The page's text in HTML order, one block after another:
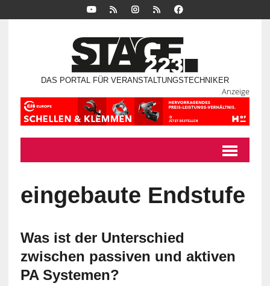
DAS PORTAL FÜR VERANSTALTUNGSTECHNIKER
Anzeige
eingebaute Endstufe
Was ist der Unterschied
zwischen passiven und aktiven
PA Systemen?